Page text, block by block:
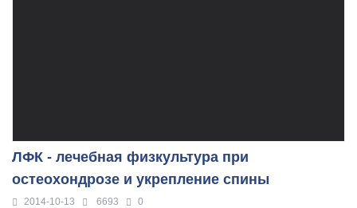
ЛФК - лечебная физкультура при
остеохондрозе и укрепление спины
2014-10-13 6693 0